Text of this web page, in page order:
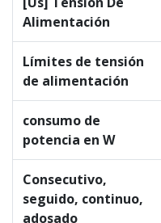
Alimentación
Límites de tensión
de alimentación
consumo de
potencia en W
Consecutivo,
seguido, continuo,
adosado